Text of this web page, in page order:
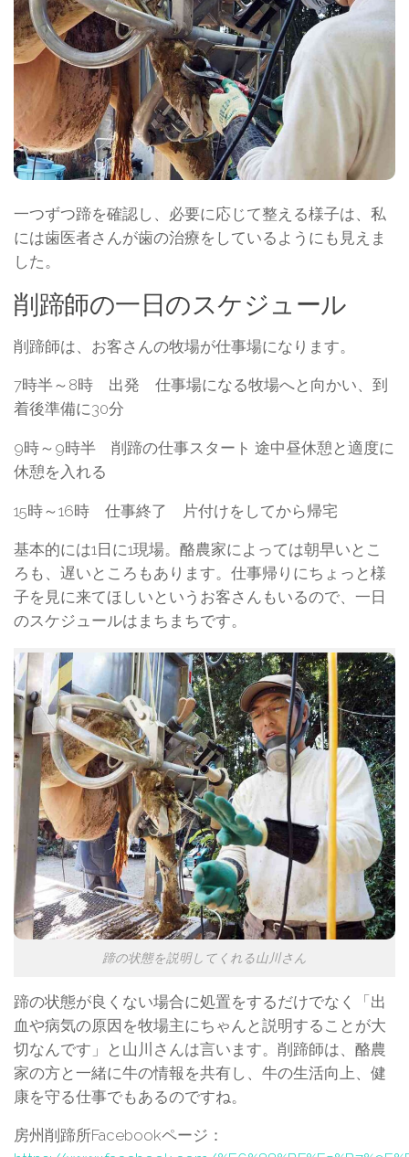
一つずつ蹄を確認し、必要に応じて整える様子は、私
には歯医者さんが歯の治療をしているようにも見えま
した。
削蹄師の一日のスケジュール
削蹄師は、お客さんの牧場が仕事場になります。
7時半～8時 出発 仕事場になる牧場へと向かい、到
着後準備に30分
9時～9時半 削蹄の仕事スタート 途中昼休憩と適度に
休憩を入れる
15時～16時 仕事終了 片付けをしてから帰宅
基本的には1日に1現場。酪農家によっては朝早いとこ
ろも、遅いところもあります。仕事帰りにちょっと様
子を見に来てほしいというお客さんもいるので、一日
のスケジュールはまちまちです。
蹄の状態を説明してくれる山川さん
蹄の状態が良くない場合に処置をするだけでなく「出
血や病気の原因を牧場主にちゃんと説明することが大
切なんです」と山川さんは言います。削蹄師は、酪農
家の方と一緒に牛の情報を共有し、牛の生活向上、健
康を守る仕事でもあるのですね。
房州削蹄所Facebookページ：